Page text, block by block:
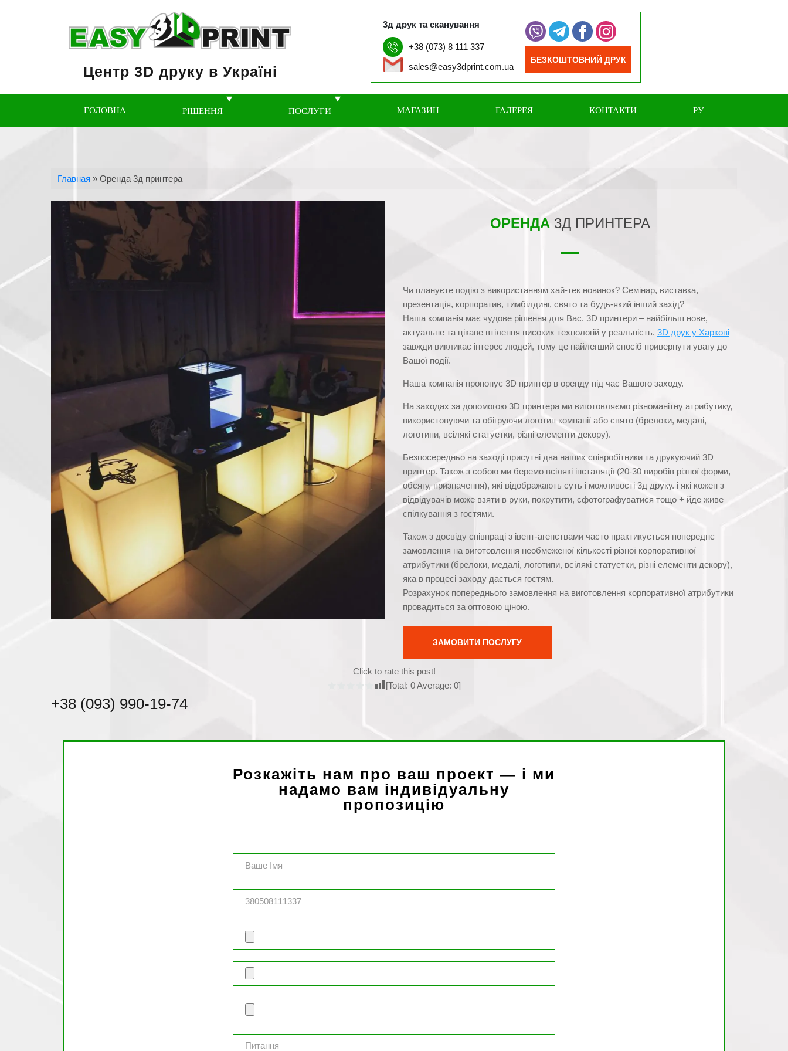
Центр 3D друку в Україні
3д друк та сканування
+38 (073) 8 111 337
sales@easy3dprint.com.ua
БЕЗКОШТОВНИЙ ДРУК
ГОЛОВНА РІШЕННЯ ПОСЛУГИ МАГАЗИН ГАЛЕРЕЯ КОНТАКТИ РУ
Главная »Оренда 3д принтера
ОРЕНДА3Д ПРИНТЕРА
Чи плануєте подію з використанням хай-тек новинок? Семінар, виставка,
презентація, корпоратив, тимбілдинг, свято та будь-який інший захід?
Наша компанія має чудове рішення для Вас. 3D принтери – найбільш нове,
актуальне та цікаве втілення високих технологій у реальність. 3D друк у Харкові
завжди викликає інтерес людей, тому це найлегший спосіб привернути увагу до
Вашої події.
Наша компанія пропонує 3D принтер в оренду під час Вашого заходу.
На заходах за допомогою 3D принтера ми виготовляємо різноманітну атрибутику,
використовуючи та обігруючи логотип компанії або свято (брелоки, медалі,
логотипи, всілякі статуетки, різні елементи декору).
Безпосередньо на заході присутні два наших співробітники та друкуючий 3D
принтер. Також з собою ми беремо всілякі інсталяції (20-30 виробів різної форми,
обсягу, призначення), які відображають суть і можливості 3д друку. і які кожен з
відвідувачів може взяти в руки, покрутити, сфотографуватися тощо + йде живе
спілкування з гостями.
Також з досвіду співпраці з івент-агенствами часто практикується попереднє
замовлення на виготовлення необмеженої кількості різної корпоративної
атрибутики (брелоки, медалі, логотипи, всілякі статуетки, різні елементи декору),
яка в процесі заходу дається гостям.
Розрахунок попереднього замовлення на виготовлення корпоративної атрибутики
провадиться за оптовою ціною.
ЗАМОВИТИ ПОСЛУГУ
Click to rate this post!
[Total: 0Average: 0]
+38 (093) 990-19-74
Розкажіть нам про ваш проект — і ми
надамо вам індивідуальну
пропозицію